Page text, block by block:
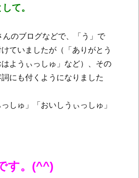
て。
んのブログなどで、「う」で
ていましたが（「ありがとう
ようぃっしゅ」など）、 その
にも付くようになりました
っしゅ」「おいしうぃっしゅ」
す。(^^)